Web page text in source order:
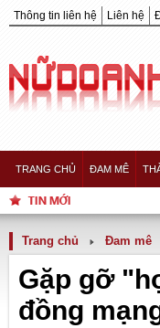
Thông tin liên hệ Liên hệ
TRANG CHỦ ĐAM MÊ
Trang chủ Đam mê
Gặp gỡ
đồng